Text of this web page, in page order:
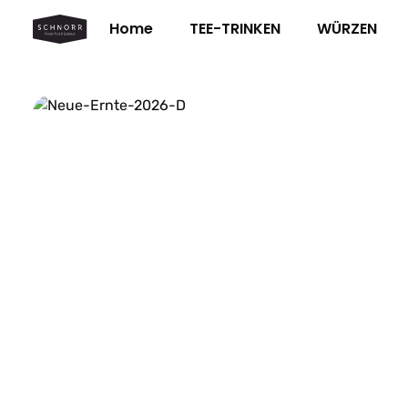
Hauptinhalt springen
Zur Suche springen
Zur Hauptnavigation springen
Home TEE-TRINKEN WÜRZEN